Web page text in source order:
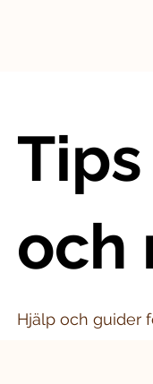
Tips
och
Hjälp och guider